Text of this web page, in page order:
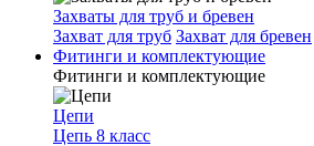
Захваты для труб и бревен
Захват для труб Захват для бревен
Фитинги и комплектующие
Фитинги и комплектующие
Цепи
Цепь 8 класс